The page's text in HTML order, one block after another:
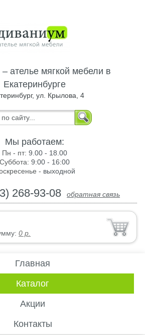
ателье мягкой мебели в
Екатеринбурге
ул. Крылова, 4
Мы работаем:
Пн - пт:9.00 - 18.00
Суббота:9:00 - 16:00
- выходной
268-93-08 обратная связь
0 р.
Главная
Каталог
Акции
Контакты